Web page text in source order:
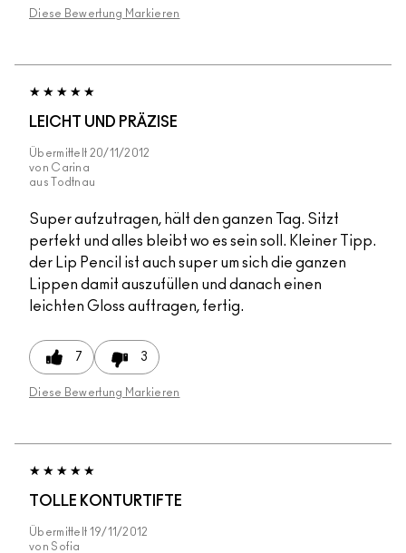
Diese Bewertung Markieren
LEICHT UND PRÄZISE
Übermittelt 20/11/2012
von Carina
aus
Todtnau
Super aufzutragen, hält den ganzen Tag. Sitzt
perfekt und alles bleibt wo es sein soll. Kleiner Tipp.
der Lip Pencil ist auch super um sich die ganzen
Lippen damit auszufüllen und danach einen
leichten Gloss auftragen, fertig.
7 3
Diese Bewertung Markieren
TOLLE KONTURTIFTE
Übermittelt 19/11/2012
von Sofia